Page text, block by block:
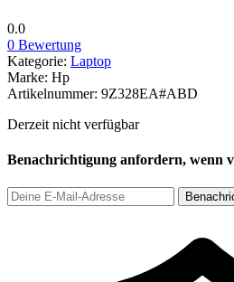
0.0
0 Bewertung
Kategorie: Laptop
Marke: Hp
Artikelnummer: 9Z328EA#ABD
Derzeit nicht verfügbar
Benachrichtigung anfordern, wenn